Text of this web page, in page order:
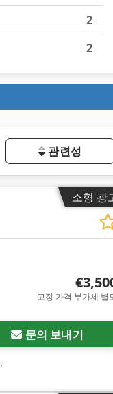
2
2
관련성
소형 광
고정 가격 부가세 별
문의 보내기
,